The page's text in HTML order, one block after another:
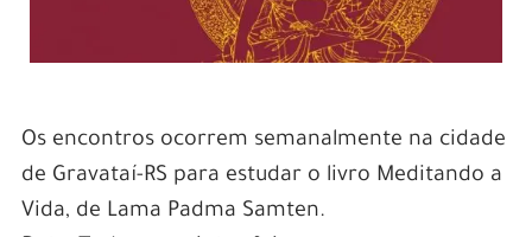
Os encontros ocorrem semanalmente na cidade
de Gravataí-RS para estudar o livro Meditando a
Vida, de Lama Padma Samten.